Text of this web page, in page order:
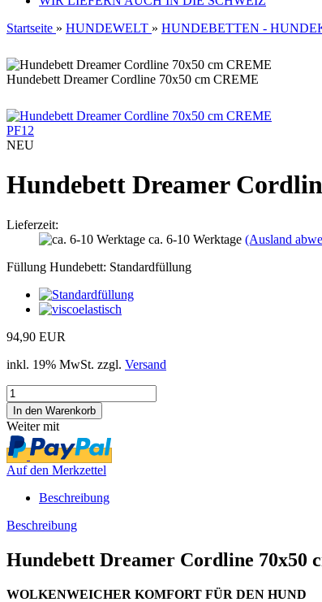
Startseite » HUNDEWELT » HUNDEBETTEN -
Hundebett Dreamer Cordline 70x50 cm CREME
PF12
NEU
Hundebett Dreamer
Lieferzeit:
ca. 6-10 Werktage (Ausland
Füllung Hundebett: Standardfüllung
94,90 EUR
inkl. 19% MwSt. zzgl. Versand
Weiter mit
Auf den Merkzettel
Beschreibung
Beschreibung
Hundebett Dreamer Cordline 70x50
WOLKENWEICHER KOMFORT FÜR DEN HUND